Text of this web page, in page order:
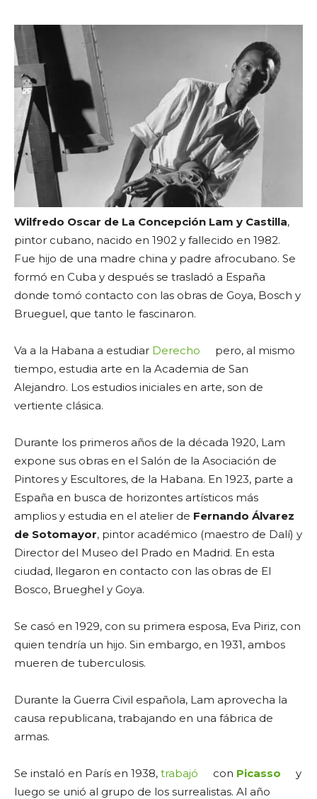
Wilfredo Oscar de La Concepción Lam y Castilla,
pintor cubano, nacido en 1902 y fallecido en 1982.
Fue hijo de una madre china y padre afrocubano. Se
formó en Cuba y después se trasladó a España
donde tomó contacto con las obras de Goya, Bosch y
Brueguel, que tanto le fascinaron.
Va a la Habana a estudiar Derecho
pero, al mismo
tiempo, estudia arte en la Academia de San
Alejandro. Los estudios iniciales en arte, son de
vertiente clásica.
Durante los primeros años de la década 1920, Lam
expone sus obras en el Salón de la Asociación de
Pintores y Escultores, de la Habana. En 1923, parte a
España en busca de horizontes artísticos más
amplios y estudia en el atelier de Fernando Álvarez
de Sotomayor, pintor académico (maestro de Dalí) y
Director del Museo del Prado en Madrid. En esta
ciudad, llegaron en contacto con las obras de El
Bosco, Brueghel y Goya.
Se casó en 1929, con su primera esposa, Eva Piriz, con
quien tendría un hijo. Sin embargo, en 1931, ambos
mueren de tuberculosis.
Durante la Guerra Civil española, Lam aprovecha la
causa republicana, trabajando en una fábrica de
armas.
Se instaló en París en 1938, trabajó con Picasso
y
luego se unió al grupo de los surrealistas. Al año